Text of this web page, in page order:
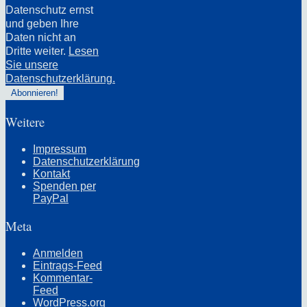
Datenschutz ernst
und geben Ihre
Daten nicht an
Dritte weiter. Lesen
Sie unsere
Datenschutzerklärung.
Weitere
Impressum
Datenschutzerklärung
Kontakt
Spenden per
PayPal
Meta
Anmelden
Eintrags-Feed
Kommentar-
Feed
WordPress.org